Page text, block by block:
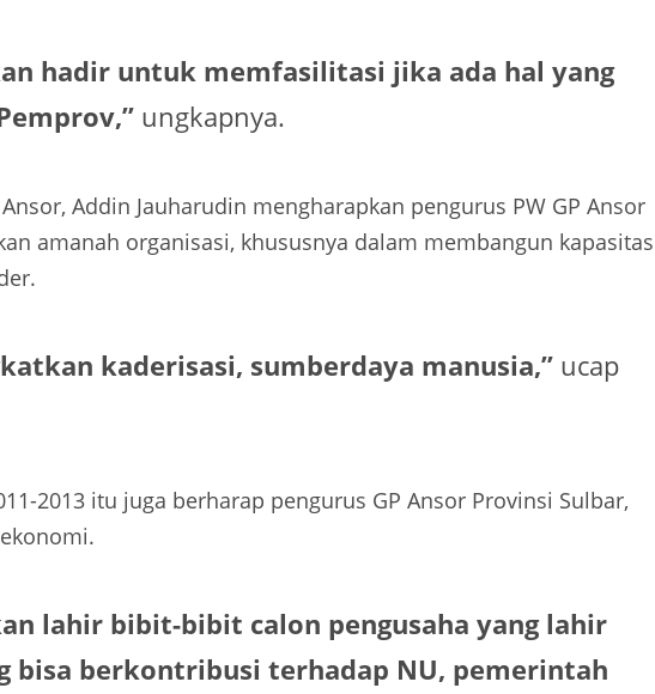
hadir untuk memfasilitasi jika ada hal yang
ungkapnya.
Addin Jauharudin mengharapkan pengurus PW GP Ansor
amanah organisasi, khususnya dalam membangun kapasitas
kaderisasi, sumberdaya manusia,”ucap
2013 itu juga berharap pengurus GP Ansor Provinsi Sulbar,
lahir bibit-bibit calon pengusaha yang lahir
bisa berkontribusi terhadap NU, pemerintah